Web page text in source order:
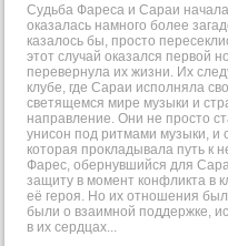
Судьба Фареса и Сараи
оказалась намного более
казалось бы, просто
этот случай оказался первой
перевернула их жизни. Их
клубе, где Сараи исполняла
светящемся мире музыки и
направление. Они не просто
унисон под ритмами музыки, и
которая прокладывала путь к
Фарес, обернувшийся для
защиту в момент конфликта в
её героя. Но их отношения
были о взаимной поддержке,
в их сердцах...